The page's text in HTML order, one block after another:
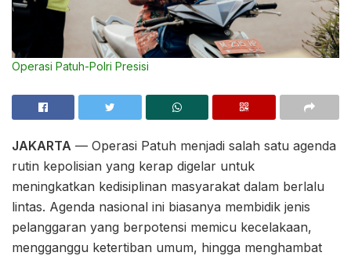
Operasi Patuh-Polri Presisi
JAKARTA — Operasi Patuh menjadi salah satu agenda
rutin kepolisian yang kerap digelar untuk
meningkatkan kedisiplinan masyarakat dalam berlalu
lintas. Agenda nasional ini biasanya membidik jenis
pelanggaran yang berpotensi memicu kecelakaan,
mengganggu ketertiban umum, hingga menghambat